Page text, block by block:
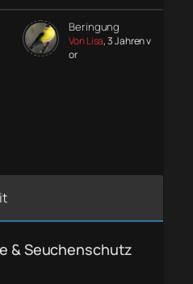
Beringung
Von Lisa, 3 Jahren v
or
& Seuchenschutz